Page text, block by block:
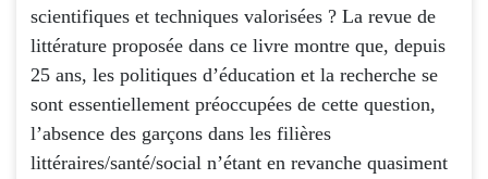
scientifiques et techniques valorisées ? La revue de
littérature proposée dans ce livre montre que, depuis
25 ans, les politiques d’éducation et la recherche se
sont essentiellement préoccupées de cette question,
l’absence des garçons dans les filières
littéraires/santé/social n’étant en revanche quasiment